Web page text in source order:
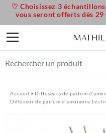
Accueil
Diffuseurs de parfum
Diffuseur de parfum d'ambiance Les
♡ Choisissez 3
vous seront offerts dès